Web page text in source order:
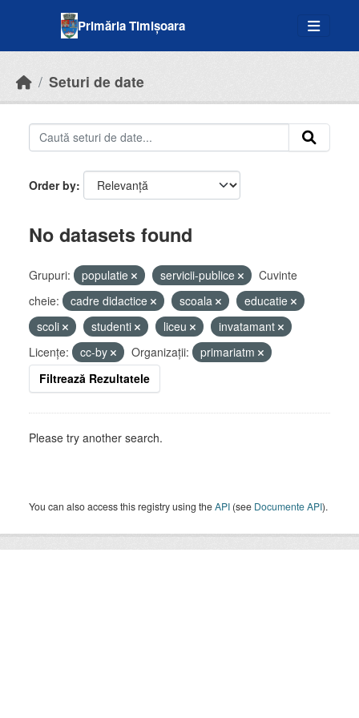
Primăria Timișoara
Seturi de date
Order by
No datasets found
Grupuri: populatie servicii-publice
Cuvinte
cheie:
cadre didactice scoala
educatie
scoli
studenti liceu
invatamant
Licenţe:
cc-by Organizații:
primariatm
Filtrează Rezultatele
Please try another search.
You can also access this registry using theAPI (see Documente API).